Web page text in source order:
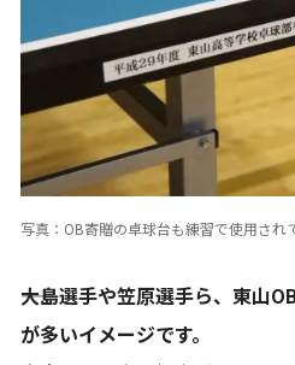
写真：OB寄贈の卓球台も練習で使用され
――大島選手や笠原選手ら、東山
が多いイメージです。